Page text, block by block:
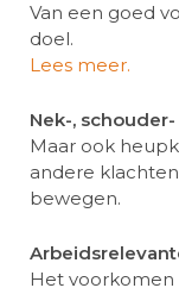
Van een goed
doel.
Lees meer.
Nek-,
Maar ook
andere
bewegen.
Het